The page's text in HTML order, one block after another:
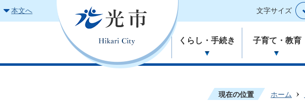
本文へ 文字サイズ
くらし・手続き 子育て・教育
現在の位置 ホーム